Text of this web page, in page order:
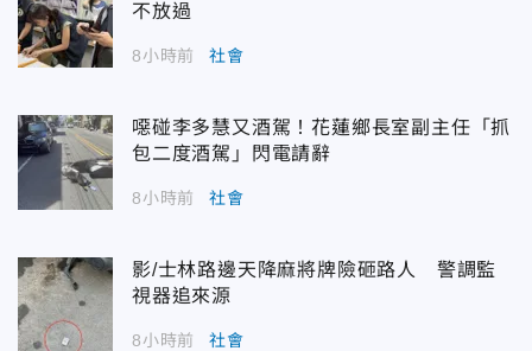
不放過
8小時前 社會
噁碰李多慧又酒駕！花蓮鄉長室副主任「抓
包二度酒駕」閃電請辭
8小時前 社會
影/士林路邊天降麻將牌險砸路人 警調監
視器追來源
8小時前 社會